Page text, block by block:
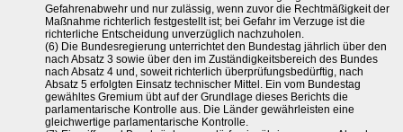
Gefahrenabwehr und nur zulässig, wenn zuvor die Rechtmäßigkeit der
Maßnahme richterlich festgestellt ist; bei Gefahr im Verzuge ist die
richterliche Entscheidung unverzüglich nachzuholen.
(6) Die Bundesregierung unterrichtet den Bundestag jährlich über den
nach Absatz 3 sowie über den im Zuständigkeitsbereich des Bundes
nach Absatz 4 und, soweit richterlich überprüfungsbedürftig, nach
Absatz 5 erfolgten Einsatz technischer Mittel. Ein vom Bundestag
gewähltes Gremium übt auf der Grundlage dieses Berichts die
parlamentarische Kontrolle aus. Die Länder gewährleisten eine
gleichwertige parlamentarische Kontrolle.